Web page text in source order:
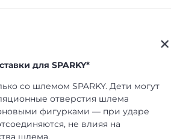
для SPARKY*
со шлемом SPARKY. Дети могут
отверстия шлема
фигурками — при ударе
не влияя на
шлема.